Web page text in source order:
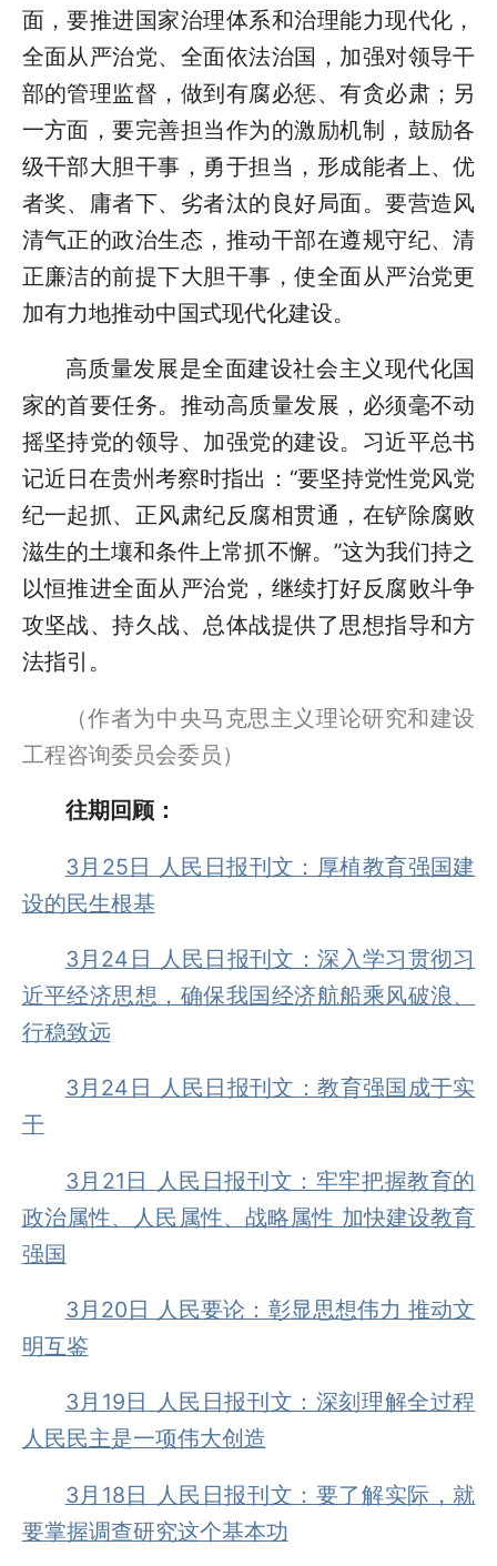
面，要推进国家治理体系和治理能力现代化，
全面从严治党、全面依法治国，加强对领导干
部的管理监督，做到有腐必惩、有贪必肃；另
一方面，要完善担当作为的激励机制，鼓励各
级干部大胆干事，勇于担当，形成能者上、优
者奖、庸者下、劣者汰的良好局面。要营造风
清气正的政治生态，推动干部在遵规守纪、清
正廉洁的前提下大胆干事，使全面从严治党更
加有力地推动中国式现代化建设。
高质量发展是全面建设社会主义现代化国
家的首要任务。推动高质量发展，必须毫不动
摇坚持党的领导、加强党的建设。习近平总书
记近日在贵州考察时指出：“要坚持党性党风党
纪一起抓、正风肃纪反腐相贯通，在铲除腐败
滋生的土壤和条件上常抓不懈。”这为我们持之
以恒推进全面从严治党，继续打好反腐败斗争
攻坚战、持久战、总体战提供了思想指导和方
法指引。
（作者为中央马克思主义理论研究和建设
工程咨询委员会委员）
往期回顾：
3月25日 人民日报刊文：厚植教育强国建
设的民生根基
3月24日 人民日报刊文：深入学习贯彻习
近平经济思想，确保我国经济航船乘风破浪、
行稳致远
3月24日 人民日报刊文：教育强国成于实
干
3月21日 人民日报刊文：牢牢把握教育的
政治属性、人民属性、战略属性 加快建设教育
强国
3月20日 人民要论：彰显思想伟力 推动文
明互鉴
3月19日 人民日报刊文：深刻理解全过程
人民民主是一项伟大创造
3月18日 人民日报刊文：要了解实际，就
要掌握调查研究这个基本功